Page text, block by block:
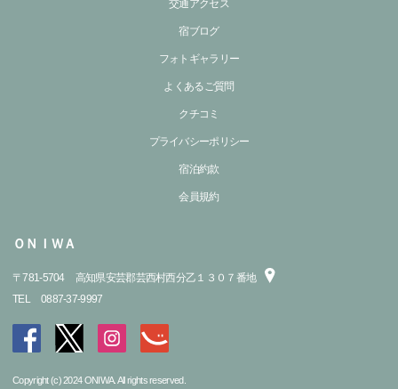
交通アクセス
宿ブログ
フォトギャラリー
よくあるご質問
クチコミ
プライバシーポリシー
宿泊約款
会員規約
ＯＮＩＷＡ
〒781-5704
高知県安芸郡芸西村西分乙１３０７番地
TEL
0887-37-9997
Copyright (c) 2024 ONIWA. All rights reserved.